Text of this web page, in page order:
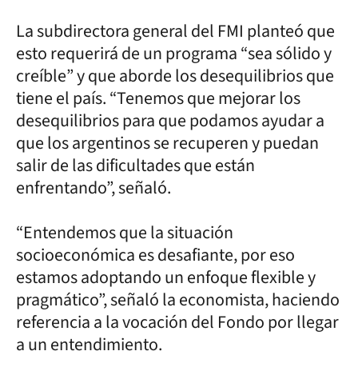
La subdirectora general del FMI planteó que
esto requerirá de un programa “sea sólido y
creíble” y que aborde los desequilibrios que
tiene el país. “Tenemos que mejorar los
desequilibrios para que podamos ayudar a
que los argentinos se recuperen y puedan
salir de las dificultades que están
enfrentando”, señaló.
“Entendemos que la situación
socioeconómica es desafiante, por eso
estamos adoptando un enfoque flexible y
pragmático”, señaló la economista, haciendo
referencia a la vocación del Fondo por llegar
a un entendimiento.